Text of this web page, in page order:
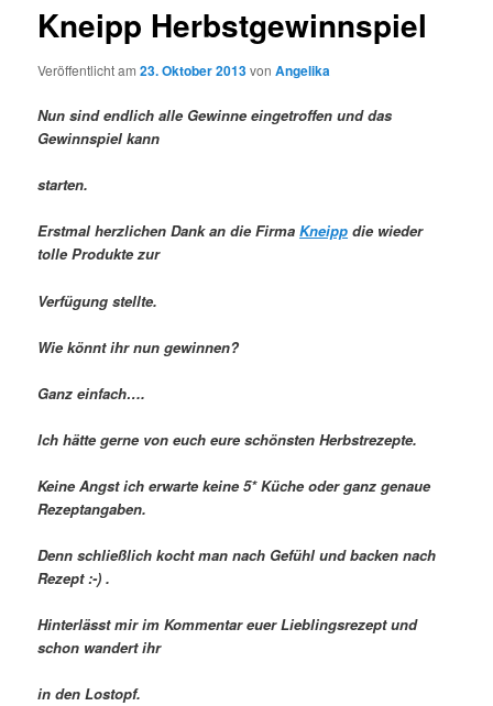
Kneipp Herbstgewinnspiel
Veröffentlicht am23. Oktober 2013vonAngelika
Nun sind endlich alle Gewinne eingetroffen und das
Gewinnspiel kann
starten.
Erstmal herzlichen Dank an die FirmaKneipp die wieder
tolle Produkte zur
Verfügung stellte.
Wie könnt ihr nun gewinnen?
Ganz einfach….
Ich hätte gerne von euch eure schönsten Herbstrezepte.
Keine Angst ich erwarte keine 5* Küche oder ganz genaue
Rezeptangaben.
Denn schließlich kocht man nach Gefühl und backen nach
Rezept :-) .
Hinterlässt mir im Kommentar euer Lieblingsrezept und
schon wandert ihr
in den Lostopf.